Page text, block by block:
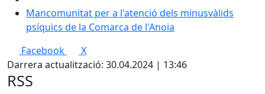
Mancomunitat per a l'atenció dels minusvàlids
psíquics de la Comarca de l'Anoia
Facebook
X
Darrera actualització: 30.04.2024 | 13:46
RSS